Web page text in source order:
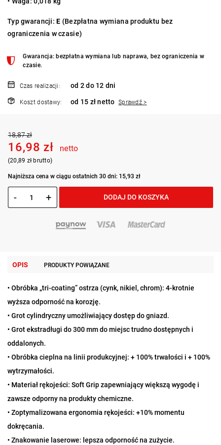
Typ gwarancji:E (Bezpłatna wymiana produktu bez
ograniczenia w czasie)
Gwarancja: bezpłatna wymiana lub naprawa, bez ograniczenia w
czasie.
Czas realizacji: od 2 do 12 dni
Koszt dostawy: od 15 zł netto Sprawdź >
18,87 zł
16,98 zł netto
(20,89 zł brutto)
Najniższa cena w ciągu ostatnich 30 dni: 15,93 zł
- + DODAJ DO KOSZYKA
OPIS PRODUKTY POWIĄZANE
• Obróbka „tri-coating” ostrza (cynk, nikiel, chrom): 4-krotnie
wyższa odporność na korozję.
• Grot cylindryczny umożliwiający dostęp do gniazd.
• Grot ekstradługi do 300 mm do miejsc trudno dostępnych i
oddalonych.
• Obróbka cieplna na linii produkcyjnej: + 100% trwałości i + 100%
wytrzymałości.
• Materiał rękojeści: Soft Grip zapewniający większą wygodę i
zawsze odporny na produkty chemiczne.
• Zoptymalizowana ergonomia rękojeści: +10% momentu
dokręcania.
• Znakowanie laserowe: lepsza odporność na zużycie.